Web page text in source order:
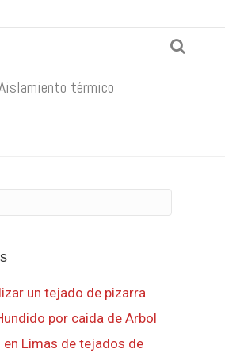
térmico
un tejado de pizarra
por caida de Arbol
Limas de tejados de